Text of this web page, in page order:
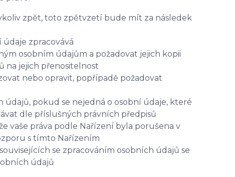
zpět, toto zpětvzetí bude mít za následek
údaje zpracovává
osobním údajům a požadovat jejich kopii
na jejich přenositelnost
nebo opravit, popřípadě požadovat
údajů, pokud se nejedná o osobní údaje, které
dle příslušných právních předpisů
vaše práva podle Nařízení byla porušena v
s tímto Nařízením
se zpracováním osobních údajů se
údajů